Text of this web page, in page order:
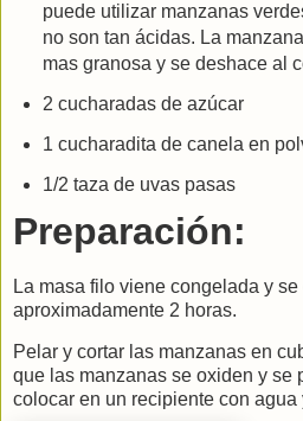
puede utilizar manzanas
no son tan ácidas. La
mas granosa y se deshace al
2 cucharadas de azúcar
1 cucharadita de canela en
1/2 taza de uvas pasas
Preparación:
La masa filo viene congelada y
aproximadamente 2 horas.
Pelar y cortar las manzanas en
que las manzanas se oxiden y se
colocar en un recipiente con agua